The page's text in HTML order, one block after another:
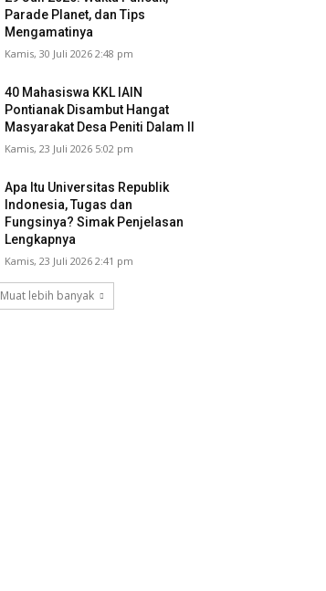
Parade Planet, dan Tips
Mengamatinya
Kamis, 30 Juli 2026 2:48 pm
40 Mahasiswa KKL IAIN
Pontianak Disambut Hangat
Masyarakat Desa Peniti Dalam II
Kamis, 23 Juli 2026 5:02 pm
Apa Itu Universitas Republik
Indonesia, Tugas dan
Fungsinya? Simak Penjelasan
Lengkapnya
Kamis, 23 Juli 2026 2:41 pm
Muat lebih banyak